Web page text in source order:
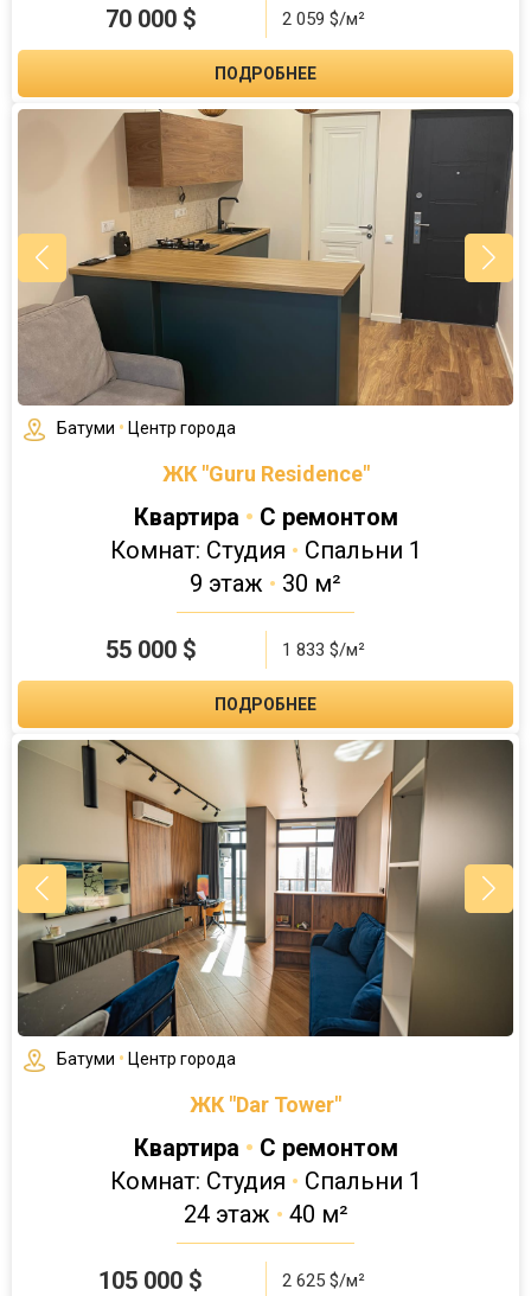
70 000$ 2 059 $/м²
ПОДРОБНЕЕ
Батуми • Центр города
ЖК "Guru Residence"
Квартира • С ремонтом
Комнат: Студия • Спальни 1
9 этаж • 30 м²
55 000$ 1 833 $/м²
ПОДРОБНЕЕ
Батуми • Центр города
ЖК "Dar Tower"
Квартира • С ремонтом
Комнат: Студия • Спальни 1
24 этаж • 40 м²
105 000 $ 2 625 $/м²